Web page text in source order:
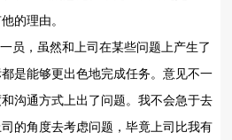
的理由。
员，虽然和上司在某些问题上产生了
是能够更出色地完成任务。意见不一
沟通方式上出了问题。我不会急于去
的角度去考虑问题，毕竟上司比我有